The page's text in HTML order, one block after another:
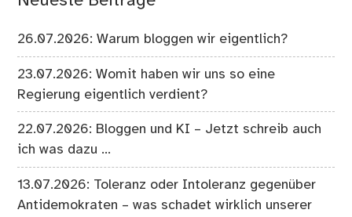
26.07.2026: Warum bloggen wir eigentlich?
23.07.2026: Womit haben wir uns so eine
Regierung eigentlich verdient?
22.07.2026: Bloggen und KI – Jetzt schreib auch
ich was dazu …
13.07.2026: Toleranz oder Intoleranz gegenüber
Antidemokraten – was schadet wirklich unserer